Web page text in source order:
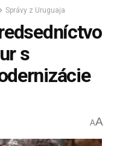
Správy z Uruguaja
s
AA